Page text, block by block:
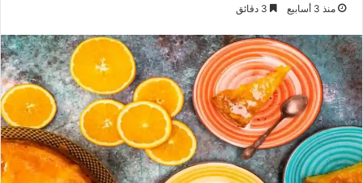
منذ 3 أسابيع